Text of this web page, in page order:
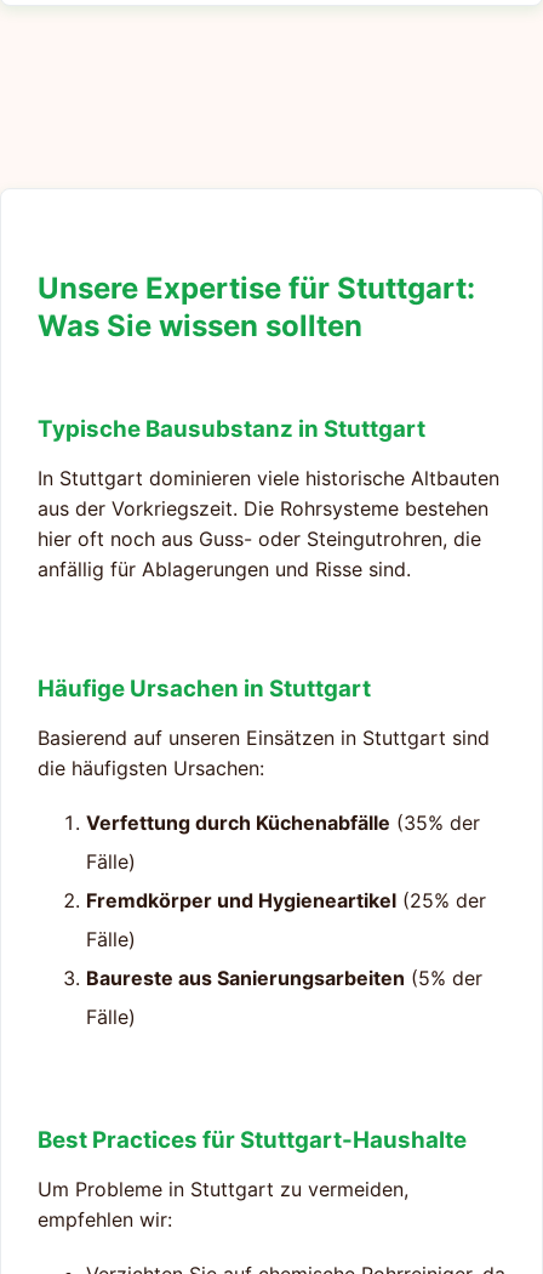
Unsere Expertise für Stuttgart:
Was Sie wissen sollten
Typische Bausubstanz in Stuttgart
In Stuttgart dominieren viele historische Altbauten
aus der Vorkriegszeit. Die Rohrsysteme bestehen
hier oft noch aus Guss- oder Steingutrohren, die
anfällig für Ablagerungen und Risse sind.
Häufige Ursachen in Stuttgart
Basierend auf unseren Einsätzen in Stuttgart sind
die häufigsten Ursachen:
Verfettung durch Küchenabfälle (35% der
Fälle)
Fremdkörper und Hygieneartikel (25% der
Fälle)
Baureste aus Sanierungsarbeiten (5% der
Fälle)
Best Practices für Stuttgart-Haushalte
Um Probleme in Stuttgart zu vermeiden,
empfehlen wir: